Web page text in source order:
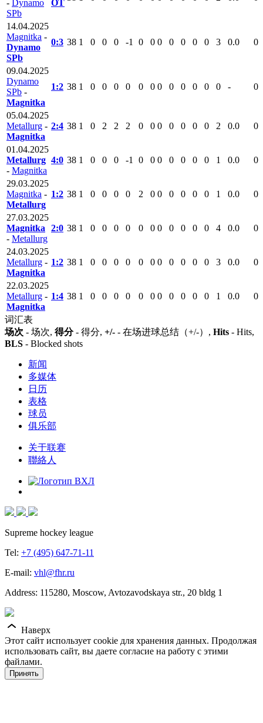
-
Dynamo
SPb
ОТ
14.04.2025
Magnitka -
Dynamo
SPb
0:3 38 1 0 0 0 -1 0 0 0 0 0 0 0 3 0.0 0
09.04.2025
Dynamo
SPb -
Magnitka
1:2 38 1 0 0 0 0 0 0 0 0 0 0 0 0 - 0
05.04.2025
Metallurg -
Magnitka
2:4 38 1 0 2 2 2 0 0 0 0 0 0 0 2 0.0 0
01.04.2025
Metallurg
- Magnitka
4:0 38 1 0 0 0 -1 0 0 0 0 0 0 0 1 0.0 0
29.03.2025
Magnitka -
Metallurg
1:2 38 1 0 0 0 0 2 0 0 0 0 0 0 1 0.0 0
27.03.2025
Magnitka
- Metallurg
2:0 38 1 0 0 0 0 0 0 0 0 0 0 0 4 0.0 0
24.03.2025
Metallurg -
Magnitka
1:2 38 1 0 0 0 0 0 0 0 0 0 0 0 3 0.0 0
22.03.2025
Metallurg -
Magnitka
1:4 38 1 0 0 0 0 0 0 0 0 0 0 0 1 0.0 0
词汇表
场次 - 场次, 得分- 得分, +/- - 在场进球总结（+/-）, Hits - Hits,
BLS - Blocked shots
新闻
多媒体
日历
表格
球员
俱乐部
关于联赛
聯絡人
Supreme hockey league
Tel: +7 (495) 647-71-11
E-mail: vhl@fhr.ru
Address: 115280, Moscow, Avtozavodskaya str., 20 bldg 1
Наверх
Этот сайт использует cookie для хранения данных. Продолжая
использовать сайт, вы даете согласие на работу с этими
файлами.
Принять